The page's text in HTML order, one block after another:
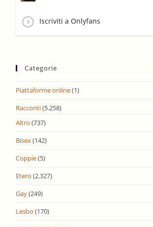
Iscriviti a Onlyfans
Categorie
Piattaforme online(1)
Racconti(5.258)
Altro (737)
Bisex(142)
Coppie(5)
Etero (2.327)
Gay(249)
Lesbo (170)